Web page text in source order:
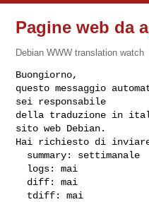
Pagine web da
Debian WWW translation watch
Buongiorno,
questo messaggio
sei responsabile
della traduzione in
sito web Debian.
Hai richiesto di